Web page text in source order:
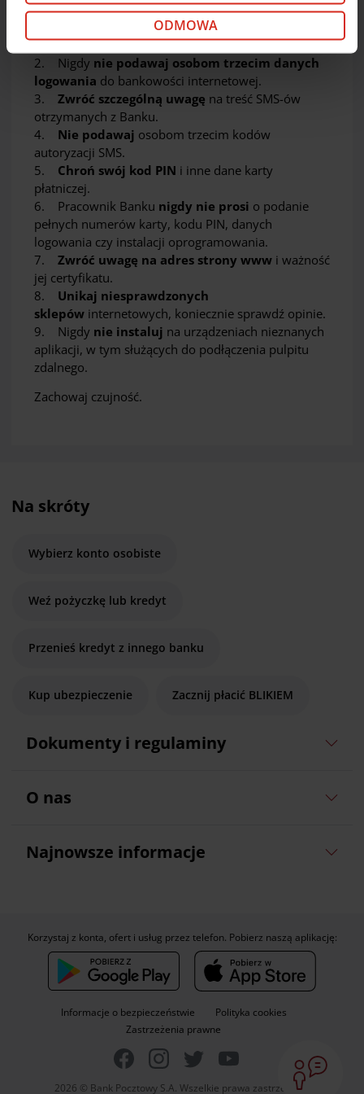
kliknij „Dostosuj”. Jeśli zgadzasz się na instalację
cookie opcjonalnych w Twoim urządzeniu (zgodnie z
Polityką cookie), kliknij „Akceptuj wszystkie cookie”.
W dowolnej chwili możesz wycofać swoją zgodę w
Deklaracji dot. plików cookie. Informacje o
przetwarzaniu danych osobowych, w tym o
przysługujących w związku z tym uprawnieniach,
znajdziesz podlinkiem.
ODMOWA
1.Nie otwieraj podejrzanych linków, przez
które możesz się zalogować do bankowości
internetowej.
2. Nigdy nie podawaj osobom trzecim danych
logowania do bankowości internetowej.
3. Zwróć szczególną uwagę na treść SMS-ów
otrzymanych z Banku.
4. Nie podawaj osobom trzecim kodów
autoryzacji SMS.
5. Chroń swój kod PIN i inne dane karty
płatniczej.
6. Pracownik Banku nigdy nie prosi o podanie
pełnych numerów karty, kodu PIN, danych
logowania czy instalacji oprogramowania.
7. Zwróć uwagę na adres strony www i ważność
jej certyfikatu.
8. Unikaj niesprawdzonych
sklepów internetowych, koniecznie sprawdź opinie.
9. Nigdy nie instaluj na urządzeniach nieznanych
aplikacji, w tym służących do podłączenia pulpitu
zdalnego.
Zachowaj czujność.
Na skróty
Wybierz konto osobiste
Weź pożyczkę lub kredyt
Przenieś kredyt z innego banku
Kup ubezpieczenie Zacznij płacić BLIKIEM
Dokumenty i regulaminy
O nas
Najnowsze informacje
Informacje o bezpieczeństwie
Polityka cookies
Zastrzeżenia prawne
2026 © Bank Pocztowy S.A. Wszelkie prawa zastrzeżone.
Korzystaj z konta, ofert i usług przez telefon. Pobierz naszą aplikację: